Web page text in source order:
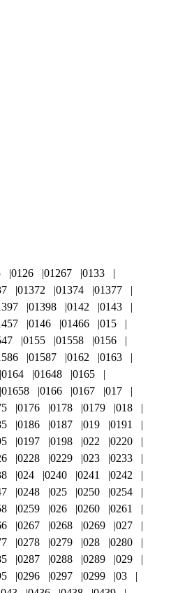
0126 01267
0133
01372 01374
01377
01398 0142
0143
0146 01466
015
0155 01558
0156
01587 0162
0163
0164 01648
0165
01658 0166 0167
017
0176 0178 0179
018
0186 0187 019
0191
0197 0198 022
0220
0228 0229 023
0233
024 0240 0241
0242
0248 025 0250
0254
0259 026 0260
0261
0267 0268 0269
027
0278 0279 028
0280
0287 0288 0289
029
0296 0297 0299
03